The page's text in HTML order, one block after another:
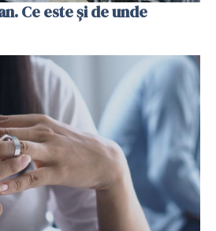
Ce este și de unde